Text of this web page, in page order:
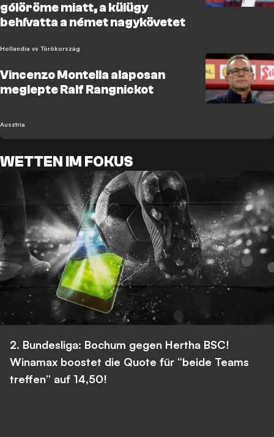
gólöröme miatt, a külügy
behívatta a német nagykövetet
Hollandia vs Törökország
Vincenzo Montella alaposan
meglepte Ralf Rangnickot
Ausztria
WETTEN IM FOKUS
2. Bundesliga: Bochum gegen Hertha BSC!
Winamax boostet die Quote für “beide Teams
treffen” auf 14,50!